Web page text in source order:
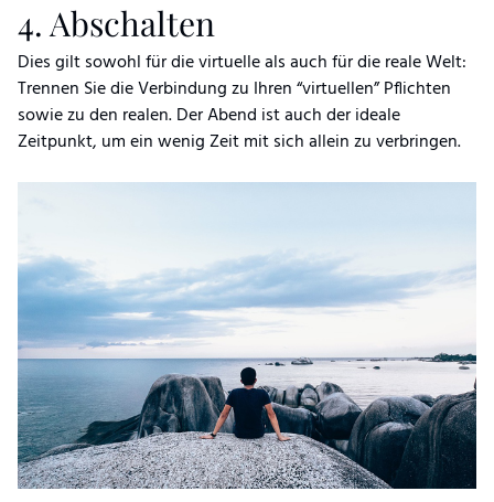
4. Abschalten
Dies gilt sowohl für die virtuelle als auch für die reale Welt:
Trennen Sie die Verbindung zu Ihren “virtuellen” Pflichten
sowie zu den realen. Der Abend ist auch der ideale
Zeitpunkt, um ein wenig Zeit mit sich allein zu verbringen.